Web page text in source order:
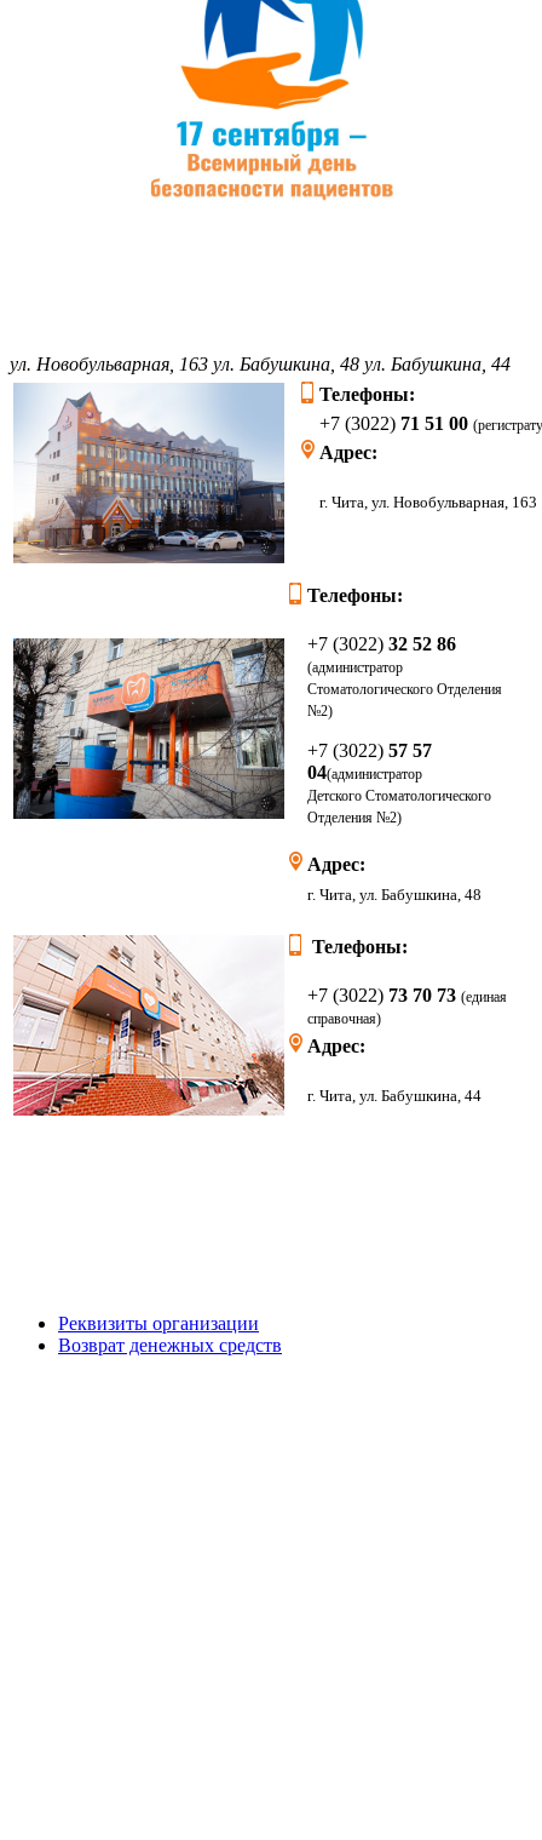
ул. Новобульварная, 163 ул. Бабушкина, 48 ул. Бабушкина, 44
Телефоны:
+7 (3022) 71 51 00
Адрес:
г. Чита, ул.
Телефоны:
+7 (3022) 32 52 86
(администратор
Стоматологического Отделения
№2)
+7 (3022) 57 57
04(администратор
Детского Стоматологического
Отделения №2)
Адрес:
г. Чита, ул. Бабушкина, 48
Телефоны:
+7 (3022) 73 70 73 (единая
справочная)
Адрес:
г. Чита, ул. Бабушкина, 44
Реквизиты организации
Возврат денежных средств